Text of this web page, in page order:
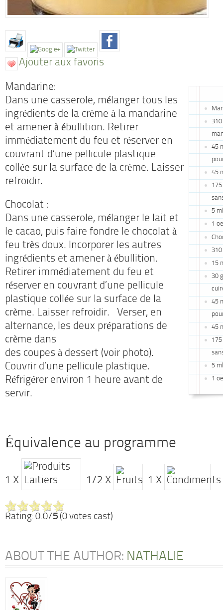
Ajouter aux favoris
310
45
45
5
1
310
15
30
45
45
5
1
Mandarine:
Dans une casserole, mélanger tous les
ingrédients de la crème à la mandarine
et amener à ébullition. Retirer
immédiatement du feu et réserver en
couvrant d’une pellicule plastique
collée sur la surface de la crème. Laisser
refroidir.
Chocolat :
Dans une casserole, mélanger le lait et
le cacao, puis faire fondre le chocolat à
feu très doux. Incorporer les autres
ingrédients et amener à ébullition.
Retirer immédiatement du feu et
réserver en couvrant d’une pellicule
plastique collée sur la surface de la
crème. Laisser refroidir. Verser, en
alternance, les deux préparations de
crème dans
des coupes à dessert (voir photo).
Couvrir d’une pellicule plastique.
Réfrigérer environ 1 heure avant de
servir.
Équivalence au programme
1 X 1/2 X 1 X
Rating: 0.0/5 (0 votes cast)
ABOUT THE AUTHOR: NATHALIE